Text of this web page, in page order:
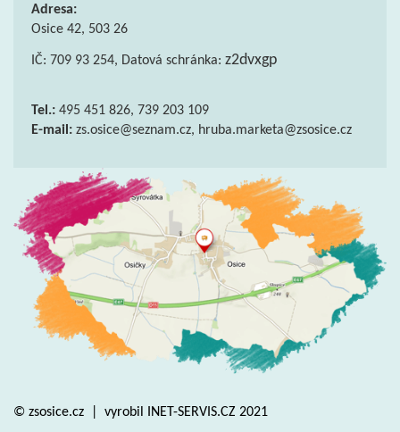
Adresa:
Osice 42, 503 26
IČ: 709 93 254, Datová schránka: z2dvxgp
Tel.: 495 451 826, 739 203 109
E-mail: zs.osice@seznam.cz, hruba.marketa@zsosice.cz
© zsosice.cz vyrobil INET-SERVIS.CZ 2021